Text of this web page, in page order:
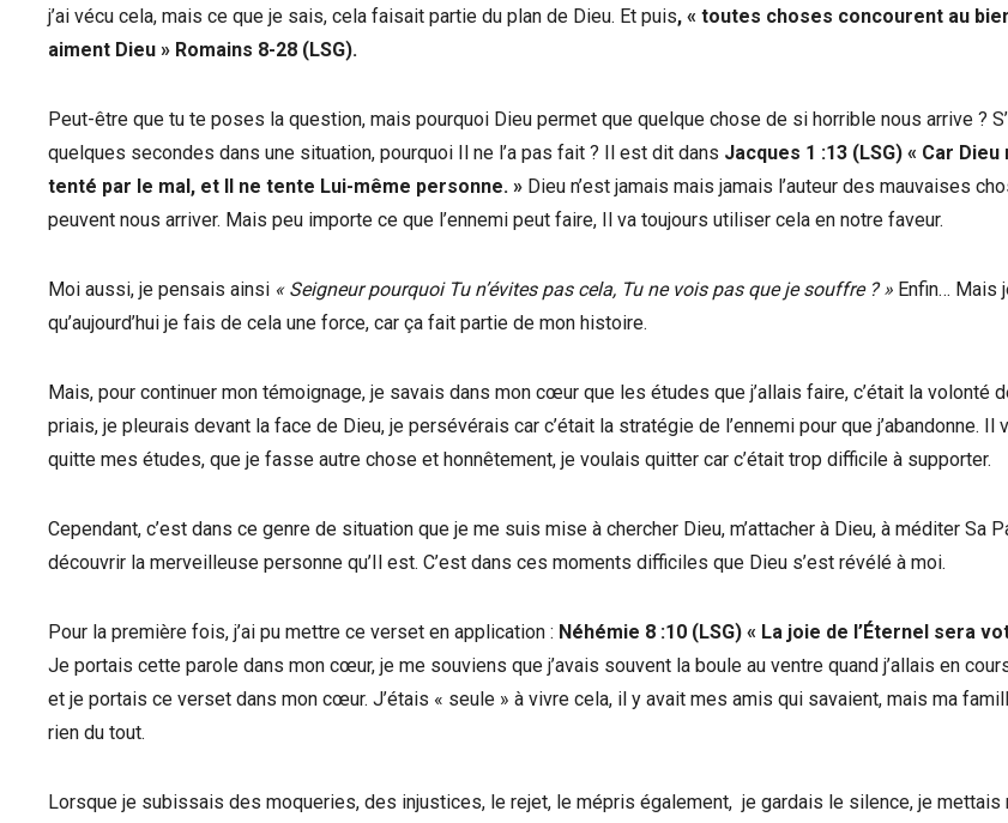
j’ai vécu cela, mais ce que je sais, cela faisait partie du plan de Dieu. Et puis, « toutes choses concourent au
aiment Dieu » Romains 8-28 (LSG).
Peut-être que tu te poses la question, mais pourquoi Dieu permet que quelque chose de si horrible nous arrive ?
quelques secondes dans une situation, pourquoi Il ne l’a pas fait ? Il est dit dans Jacques 1 :13 (LSG) « Car
tenté par le mal, et Il ne tente Lui-même personne. » Dieu n’est jamais mais jamais l’auteur des mauvaises
peuvent nous arriver. Mais peu importe ce que l’ennemi peut faire, Il va toujours utiliser cela en notre faveur.
Moi aussi, je pensais ainsi « Seigneur pourquoi Tu n’évites pas cela, Tu ne vois pas que je souffre ? » Enfin… Mais
qu’aujourd’hui je fais de cela une force, car ça fait partie de mon histoire.
Mais, pour continuer mon témoignage, je savais dans mon cœur que les études que j’allais faire, c’était la volonté
priais, je pleurais devant la face de Dieu, je persévérais car c’était la stratégie de l’ennemi pour que j’abandonne. Il
quitte mes études, que je fasse autre chose et honnêtement, je voulais quitter car c’était trop difficile à supporter.
Cependant, c’est dans ce genre de situation que je me suis mise à chercher Dieu, m’attacher à Dieu, à méditer Sa
découvrir la merveilleuse personne qu’Il est. C’est dans ces moments difficiles que Dieu s’est révélé à moi.
Pour la première fois, j’ai pu mettre ce verset en application : Néhémie 8 :10 (LSG) « La joie de l’Éternel sera
Je portais cette parole dans mon cœur, je me souviens que j’avais souvent la boule au ventre quand j’allais en
et je portais ce verset dans mon cœur. J’étais « seule » à vivre cela, il y avait mes amis qui savaient, mais ma
rien du tout.
Lorsque je subissais des moqueries, des injustices, le rejet, le mépris également, je gardais le silence, je mettais